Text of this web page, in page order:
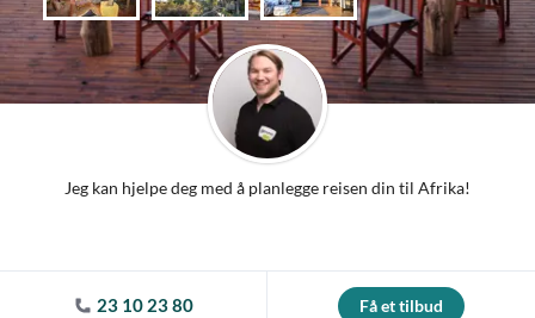
Jeg kan hjelpe deg med å planlegge reisen din til Afrika!
23 10 23 80 Få et tilbud